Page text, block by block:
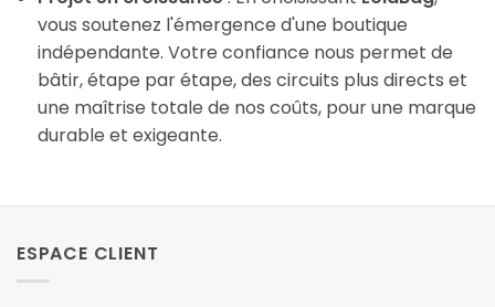
vous soutenez l'émergence d'une boutique
indépendante. Votre confiance nous permet de
bâtir, étape par étape, des circuits plus directs et
une maîtrise totale de nos coûts, pour une marque
durable et exigeante.
ESPACE CLIENT